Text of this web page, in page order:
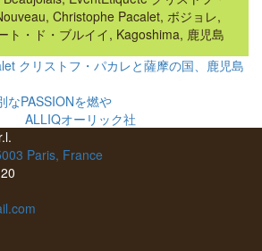
, Christophe Pacalet, ボジョレ,
ト・ド・ブルイイ, Kagoshima, 鹿児島
クリストフ・パカレと薩摩の国、鹿児島
なPASSIONを燃や
ーリック社
Paris, France